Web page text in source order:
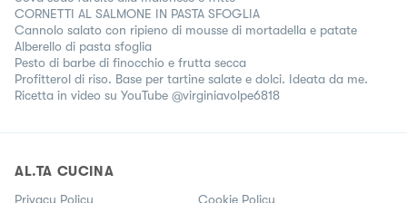
CORNETTI AL SALMONE IN PASTA SFOGLIA
Cannolo salato con ripieno di mousse di mortadella e patate
Alberello di pasta sfoglia
Pesto di barbe di finocchio e frutta secca
Profitterol di riso. Base per tartine salate e dolci. Ideata da me.
Ricetta in video su YouTube @virginiavolpe6818
AL.TA CUCINA
Privacy Policy Cookie Policy